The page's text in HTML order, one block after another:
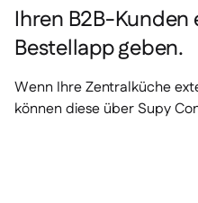
Ihren B2B-Kunden
Bestellapp geben.
Wenn Ihre Zentralküche
können diese über Supy